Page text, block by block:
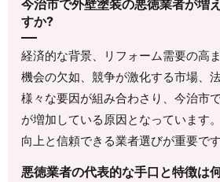
今治市で外壁塗装の悪徳業者が増
すか?
経済的な背景、リフォーム需要の高
機会の欠如、競争が激化する市場、
様々な要因が組み合わさり、今治市
が増加している原因となっています
向上と信頼できる業者選びが重要です
悪徳業者の代表的な手口と特徴は